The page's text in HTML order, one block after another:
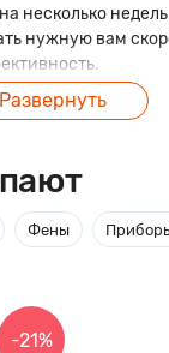
несколько
нужную вам
Развернуть
Фены
-21%